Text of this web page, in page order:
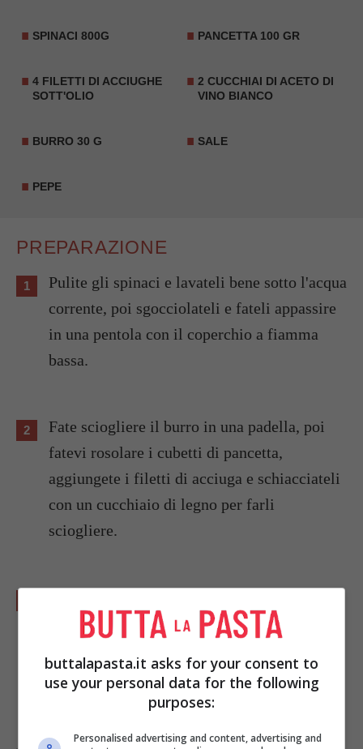
SPINACI 800G PANCETTA 100 GR
4 FILETTI DI ACCIUGHE
SOTT'OLIO
2 CUCCHIAI DI ACETO DI
VINO BIANCO
BURRO 30 G SALE
PEPE
PREPARAZIONE
Pulite gli spinaci e lavateli bene sotto l'acqua
corrente, poi sgocciolateli e fateli appassire
in una pentola con il coperchio a fiamma
bassa.
Fate sciogliere il burro in una padella, poi
fatevi rosolare i cubetti di pancetta,
aggiungete i filetti di acciuga e schiacciateli
con un cucchiaio di legno per farli
sciogliere.
qualche secondo, poi irrorate con l'aceto e
servite.
buttalapasta.it asks for your consent to
use your personal data for the following
purposes:
Personalised advertising and content, advertising and